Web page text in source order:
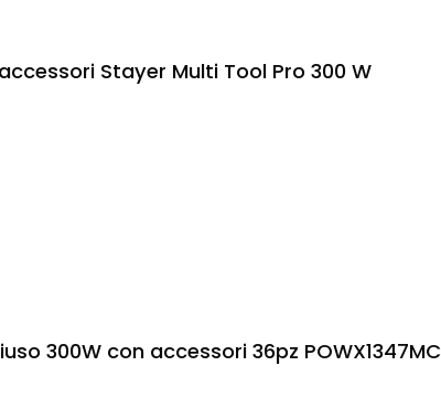
Stayer Multi Tool Pro 300 W
300W con accessori 36pz POWX1347MC